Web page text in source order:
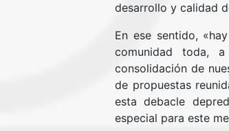
desarrollo y calidad
En ese sentido,
comunidad toda,
consolidación de
de propuestas
esta debacle
especial para este